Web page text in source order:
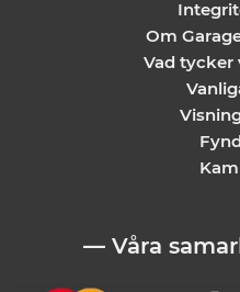
Om
Vad tycker
— Våra